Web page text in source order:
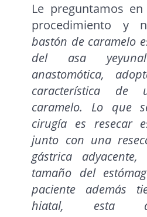
Le preguntamos
procedimiento y
bastón de caramelo
del asa
anastomótica,
característica
caramelo. Lo que
cirugía es resecar
junto con una
gástrica
tamaño del
paciente además
hiatal, esta